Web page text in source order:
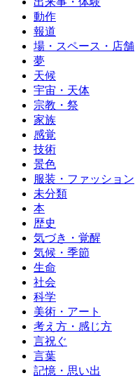
動作
報道
場・スペース・店舗
夢
天候
宇宙・天体
宗教・祭
家族
感覚
技術
景色
服装・ファッション
未分類
本
歴史
気づき・覚醒
気候・季節
生命
社会
科学
美術・アート
考え方・感じ方
言祝ぐ
言葉
記憶・思い出